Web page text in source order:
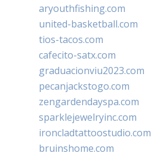
aryouthfishing.com
united-basketball.com
tios-tacos.com
cafecito-satx.com
graduacionviu2023.com
pecanjackstogo.com
zengardendayspa.com
sparklejewelryinc.com
ironcladtattoostudio.com
bruinshome.com